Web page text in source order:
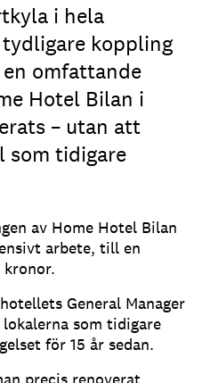
i hela
koppling
omfattande
Hotel Bilan i
– utan att
som tidigare
av Home Hotel Bilan
arbete, till en
kronor.
General Manager
som tidigare
för 15 år sedan.